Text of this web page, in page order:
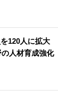
を120人に拡大
人材育成強化